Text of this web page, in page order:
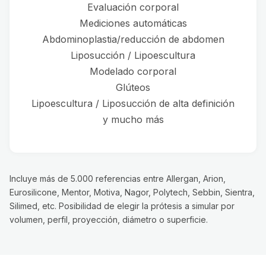
Evaluación corporal
Mediciones automáticas
Abdominoplastia/reducción de abdomen
Liposucción / Lipoescultura
Modelado corporal
Glúteos
Lipoescultura / Liposucción de alta definición
y mucho más
Incluye más de 5.000 referencias entre Allergan, Arion,
Eurosilicone, Mentor, Motiva, Nagor, Polytech, Sebbin, Sientra,
Silimed, etc. Posibilidad de elegir la prótesis a simular por
volumen, perfil, proyección, diámetro o superficie.